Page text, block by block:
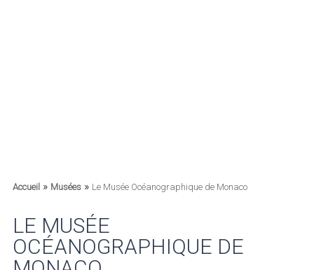
Accueil» Musées» Le Musée Océanographique de Monaco
LE MUSÉE
OCÉANOGRAPHIQUE DE